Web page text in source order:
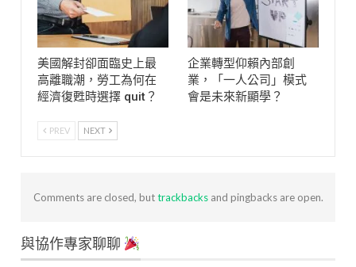
美國解封卻面臨史上最
高離職潮，勞工為何在
經濟復甦時選擇 quit？
企業轉型仰賴內部創
業，「一人公司」模式
會是未來新顯學？
PREV NEXT
Comments are closed, buttrackbacksand pingbacks are open.
與協作專家聊聊